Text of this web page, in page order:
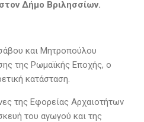
Δήμο Βριλησσίων.
και Μητροπούλου
της Ρωμαϊκής Εποχής, ο
κατάσταση.
της Εφορείας Αρχαιοτήτων
του αγωγού και της